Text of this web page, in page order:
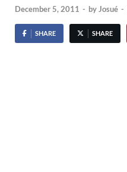
December 5, 2011 - byJosué -
SHARE SHARE